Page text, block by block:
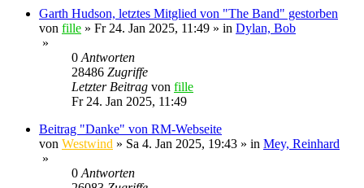
Garth Hudson, letztes Mitglied von "The Band" gestorben
von fille » Fr 24. Jan 2025, 11:49 » in Dylan, Bob
»
0Antworten
28486 Zugriffe
Letzter Beitrag von fille
Fr 24. Jan 2025, 11:49
Beitrag "Danke" von RM-Webseite
von Westwind » Sa 4. Jan 2025, 19:43 » in Mey, Reinhard
»
0Antworten